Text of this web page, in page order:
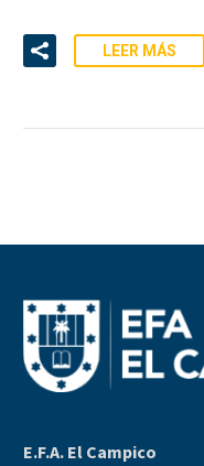
LEER MÁS
E.F.A. El Campico